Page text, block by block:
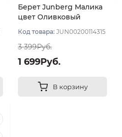
Берет Junberg Малика
цвет Оливковый
Код товара: JUN00200114315
3 399Руб.
1 699Руб.
В корзину